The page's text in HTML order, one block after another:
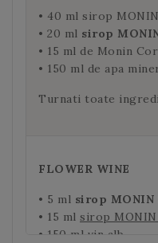
• 40 ml sirop
• 20 ml sirop
• 15 ml de Monin
• 150 ml de apa
Turnati toate
FLOWER WINE
• 5 ml sirop
• 15 ml sirop
• 150 ml vin alb